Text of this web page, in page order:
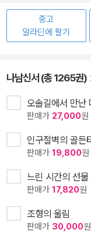
중고
알라딘에 팔기
나남신서 (총 1265권)
오솔길에서 만난
판매가 27,000원
인구절벽의 골든
판매가 19,800원
느린 시간의 선
판매가 17,820원
조형의 울림
판매가 30,000원